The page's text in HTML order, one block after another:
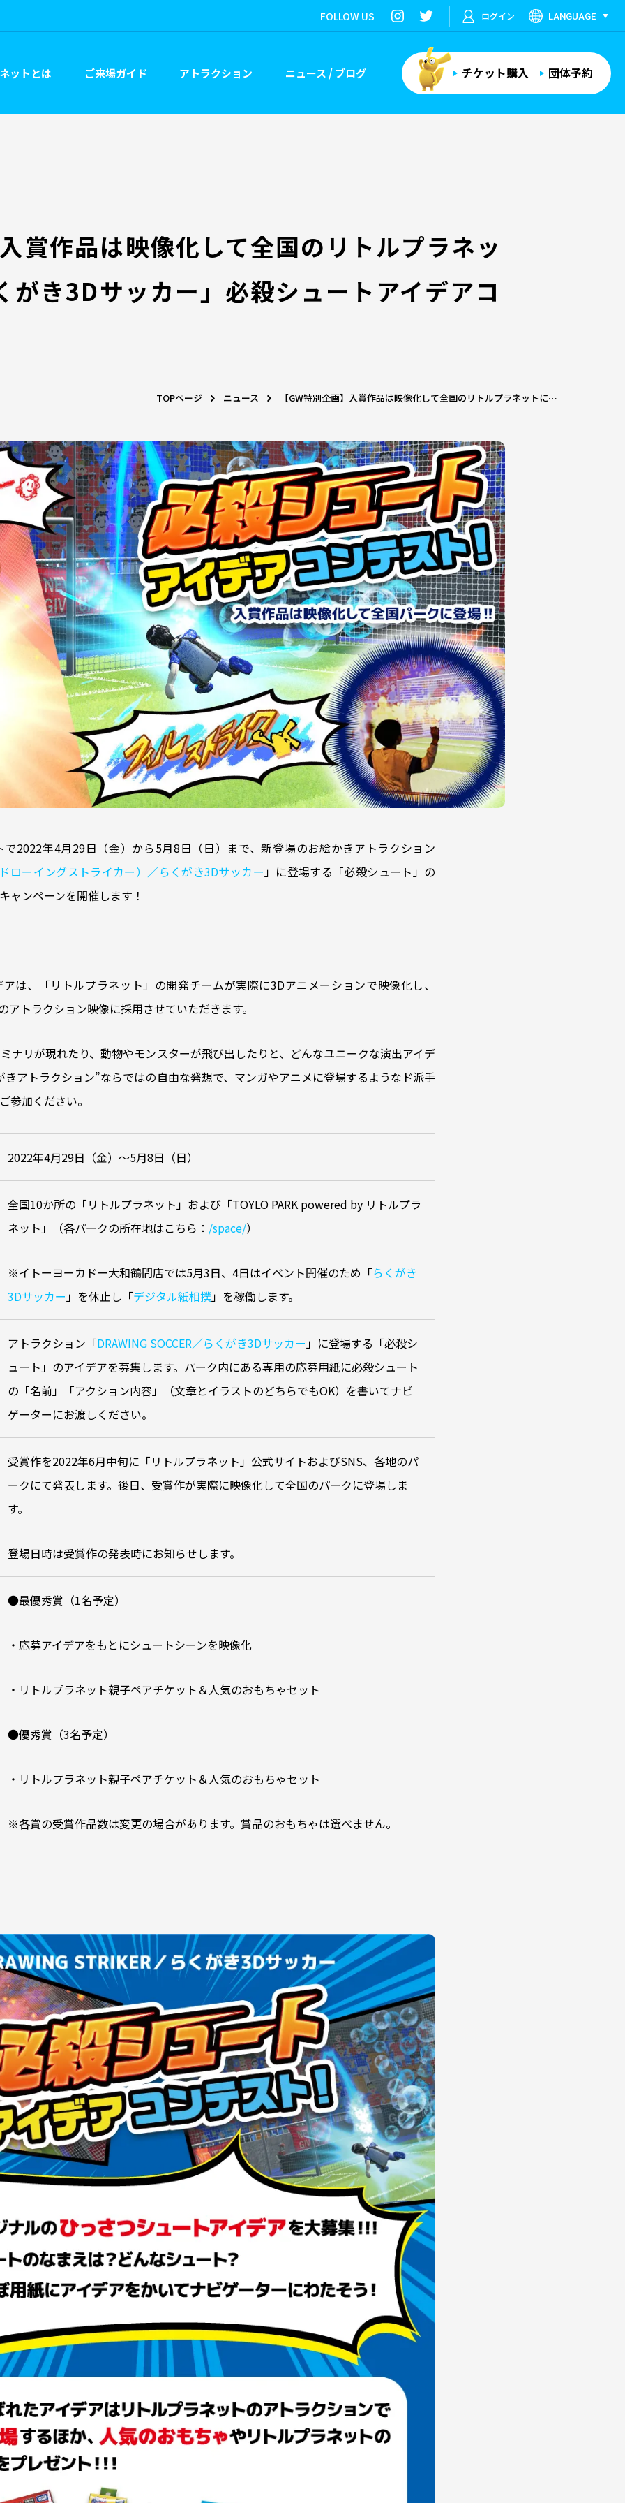
FOLLOW US ログイン LANGUAGE
ットとは ご来場ガイド アトラクション ニュース / ブログ チケット購入 団体予約
賞作品は映像化して全国のリトルプラネッ
がき3Dサッカー」必殺シュートアイデアコ
TOPページ ニュース 【GW特別企画】入賞作品は映像化して全国のリトルプラネットに登場！ 「らくがき3Dサッカー」必殺シュートアイデアコンテスト開催！
2022年4月29日（金）から5月8日（日）まで、新登場のお絵かきアトラクション
ローイングストライカー）／らくがき3Dサッカー」に登場する「必殺シュート」の
ャンペーンを開催します！
は、「リトルプラネット」の開発チームが実際に3Dアニメーションで映像化し、
アトラクション映像に採用させていただきます。
ナリが現れたり、動物やモンスターが飛び出したりと、どんなユニークな演出アイデ
きアトラクション”ならではの自由な発想で、マンガやアニメに登場するようなド派手
参加ください。
2022年4月29日（金）～5月8日（日）
全国10か所の「リトルプラネット」および「TOYLO PARK powered by リトルプラ
ネット」（各パークの所在地はこちら： /space/）
※イトーヨーカドー大和鶴間店では5月3日、4日はイベント開催のため「らくがき
3Dサッカー」を休止し「デジタル紙相撲」を稼働します。
アトラクション「DRAWING SOCCER／らくがき3Dサッカー」に登場する「必殺シ
ュート」のアイデアを募集します。パーク内にある専用の応募用紙に必殺シュート
の「名前」「アクション内容」（文章とイラストのどちらでもOK）を書いてナビ
ゲーターにお渡しください。
受賞作を2022年6月中旬に「リトルプラネット」公式サイトおよびSNS、各地のパ
ークにて発表します。後日、受賞作が実際に映像化して全国のパークに登場しま
す。
登場日時は受賞作の発表時にお知らせします。
●最優秀賞（1名予定）
・応募アイデアをもとにシュートシーンを映像化
・リトルプラネット親子ペアチケット＆人気のおもちゃセット
●優秀賞（3名予定）
・リトルプラネット親子ペアチケット＆人気のおもちゃセット
※各賞の受賞作品数は変更の場合があります。賞品のおもちゃは選べません。